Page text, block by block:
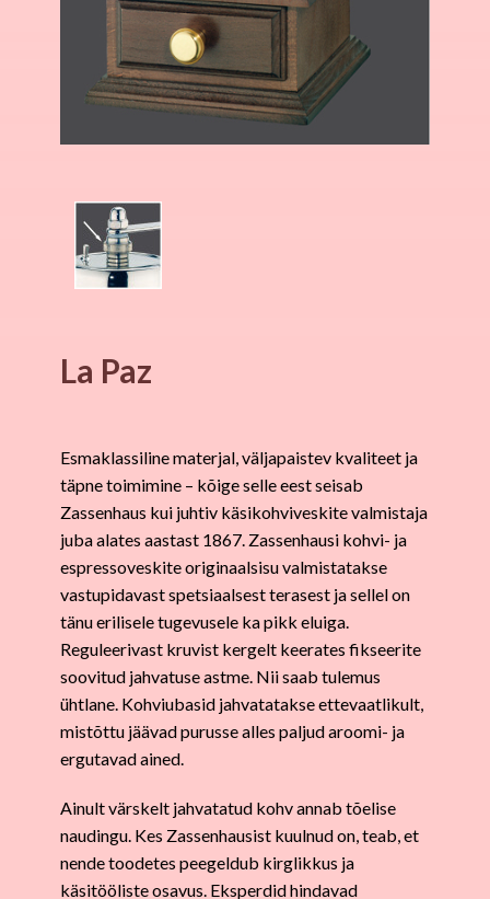
La Paz
Esmaklassiline materjal, väljapaistev kvaliteet ja
täpne toimimine – kõige selle eest seisab
Zassenhaus kui juhtiv käsikohviveskite valmistaja
juba alates aastast 1867. Zassenhausi kohvi- ja
espressoveskite originaalsisu valmistatakse
vastupidavast spetsiaalsest terasest ja sellel on
tänu erilisele tugevusele ka pikk eluiga.
Reguleerivast kruvist kergelt keerates fikseerite
soovitud jahvatuse astme. Nii saab tulemus
ühtlane. Kohviubasid jahvatatakse ettevaatlikult,
mistõttu jäävad purusse alles paljud aroomi- ja
ergutavad ained.
Ainult värskelt jahvatatud kohv annab tõelise
naudingu. Kes Zassenhausist kuulnud on, teab, et
nende toodetes peegeldub kirglikkus ja
käsitööliste osavus. Eksperdid hindavad